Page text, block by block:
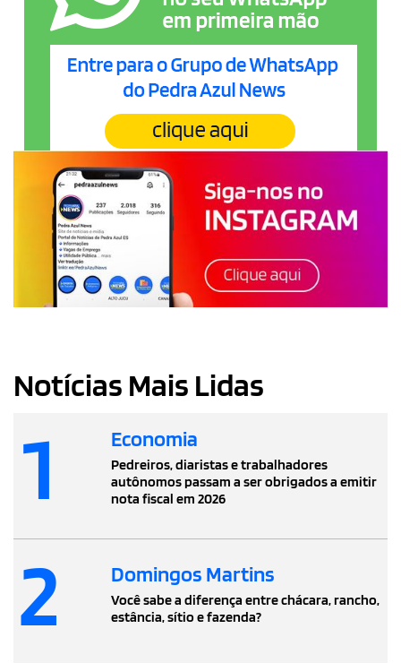
Notícias Mais Lidas
1 Economia
Pedreiros, diaristas e trabalhadores
autônomos passam a ser obrigados a emitir
nota fiscal em 2026
2 Domingos Martins
Você sabe a diferença entre chácara, rancho,
estância, sítio e fazenda?